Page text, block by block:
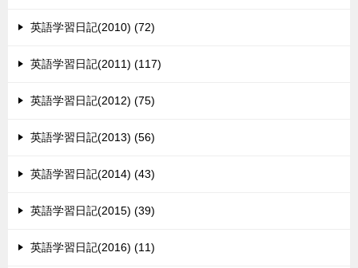
英語学習日記(2010) (72)
英語学習日記(2011) (117)
英語学習日記(2012) (75)
英語学習日記(2013) (56)
英語学習日記(2014) (43)
英語学習日記(2015) (39)
英語学習日記(2016) (11)